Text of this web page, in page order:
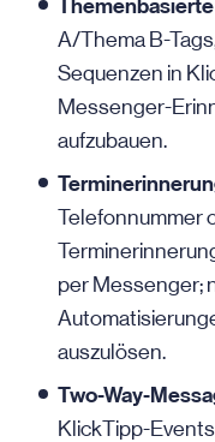
A/Thema B-
Sequenzen in
Messenger-
aufzubauen.
Telefonnummer
per Messenger;
auszulösen.
Two-Way-
KlickTipp-